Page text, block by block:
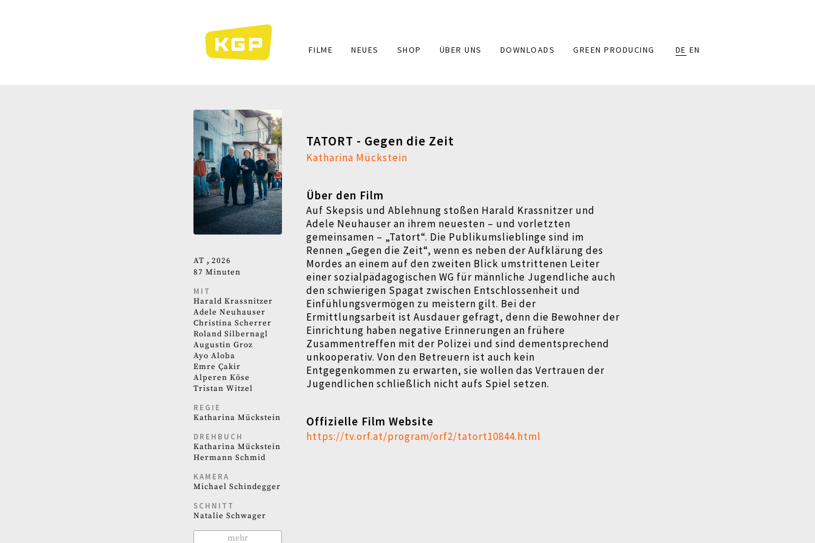
Main
FILME NEUES SHOP ÜBER UNS DOWNLOADS GREEN PRODUCING DE EN
AT
2026
87 Minuten
MIT
Harald Krassnitzer
Adele Neuhauser
Christina Scherrer
Roland Silbernagl
Augustin Groz
Ayo Aloba
Emre Çakir
Alperen Köse
Tristan Witzel
REGIE
Katharina Mückstein
DREHBUCH
Katharina Mückstein
Hermann Schmid
KAMERA
Michael Schindegger
SCHNITT
Natalie Schwager
mehr
TATORT - Gegen die Zeit
Katharina Mückstein
Über den Film
Auf Skepsis und Ablehnung stoßen Harald Krassnitzer und
Adele Neuhauser an ihrem neuesten – und vorletzten
gemeinsamen – „Tatort“. Die Publikumslieblinge sind im
Rennen „Gegen die Zeit“, wenn es neben der Aufklärung des
Mordes an einem auf den zweiten Blick umstrittenen Leiter
einer sozialpädagogischen WG für männliche Jugendliche auch
den schwierigen Spagat zwischen Entschlossenheit und
Einfühlungsvermögen zu meistern gilt. Bei der
Ermittlungsarbeit ist Ausdauer gefragt, denn die Bewohner der
Einrichtung haben negative Erinnerungen an frühere
Zusammentreffen mit der Polizei und sind dementsprechend
unkooperativ. Von den Betreuern ist auch kein
Entgegenkommen zu erwarten, sie wollen das Vertrauen der
Jugendlichen schließlich nicht aufs Spiel setzen.
Offizielle Film Website
https://tv.orf.at/program/orf2/tatort10844.html